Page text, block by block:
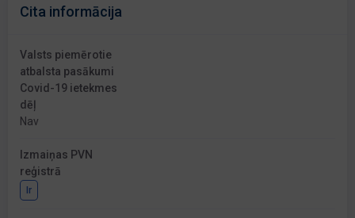
Cita informācija
Valsts piemērotie
atbalsta pasākumi
Covid-19 ietekmes
dēļ
Nav
Izmaiņas PVN
reģistrā
Ir